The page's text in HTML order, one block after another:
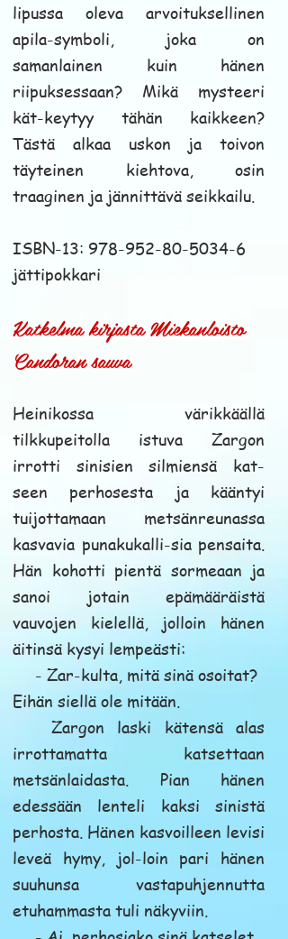
lipussa oleva arvoituksellinen
apila-symboli, joka on
samanlainen kuin hänen
riipuksessaan? Mikä mysteeri
kät-keytyy tähän kaikkeen?
Tästä alkaa uskon ja toivon
täyteinen kiehtova, osin
traaginen ja jännittävä seikkailu.
ISBN-13: 978-952-80-5034-6
jättipokkari
Katkelma kirjasta Miekanloisto
Candoran sauva
Heinikossa värikkäällä
tilkkupeitolla istuva Zargon
irrotti sinisien silmiensä kat-
seen perhosesta ja kääntyi
tuijottamaan metsänreunassa
kasvavia punakukalli-sia pensaita.
Hän kohotti pientä sormeaan ja
sanoi jotain epämääräistä
vauvojen kielellä, jolloin hänen
äitinsä kysyi lempeästi:
- Zar-kulta, mitä sinä osoitat?
Eihän siellä ole mitään.
Zargon laski kätensä alas
irrottamatta katsettaan
metsänlaidasta. Pian hänen
edessään lenteli kaksi sinistä
perhosta. Hänen kasvoilleen levisi
leveä hymy, jol-loin pari hänen
suuhunsa vastapuhjennutta
etuhammasta tuli näkyviin.